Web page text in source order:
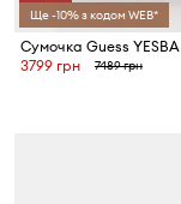
Ще -10% з кодом WEB*
Сумочка Guess YESBA
3799 грн
7489 грн